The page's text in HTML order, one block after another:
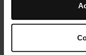
Voir les détails